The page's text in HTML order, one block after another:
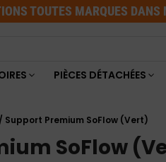
TOUTES MARQUES DANS
PIÈCES DÉTACHÉES
/ Support Premium SoFlow (Vert)
SoFlow